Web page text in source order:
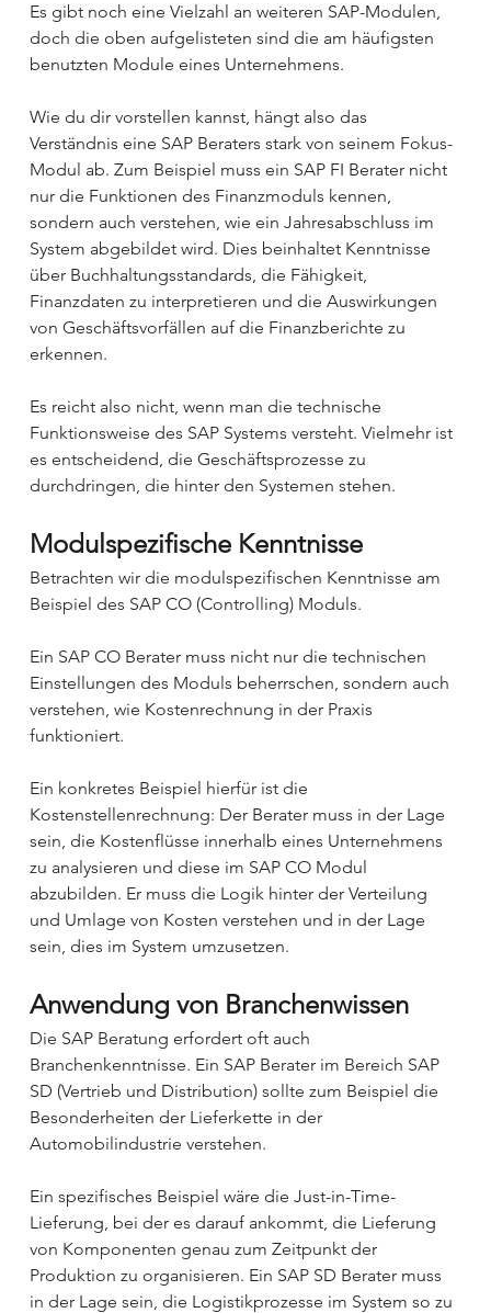
Es gibt noch eine Vielzahl an weiteren SAP-Modulen,
doch die oben aufgelisteten sind die am häufigsten
benutzten Module eines Unternehmens.
Wie du dir vorstellen kannst, hängt also das
Verständnis eine SAP Beraters stark von seinem Fokus-
Modul ab. Zum Beispiel muss ein SAP FI Berater nicht
nur die Funktionen des Finanzmoduls kennen,
sondern auch verstehen, wie ein Jahresabschluss im
System abgebildet wird. Dies beinhaltet Kenntnisse
über Buchhaltungsstandards, die Fähigkeit,
Finanzdaten zu interpretieren und die Auswirkungen
von Geschäftsvorfällen auf die Finanzberichte zu
erkennen.
Es reicht also nicht, wenn man die technische
Funktionsweise des SAP Systems versteht. Vielmehr ist
es entscheidend, die Geschäftsprozesse zu
durchdringen, die hinter den Systemen stehen.
Modulspezifische Kenntnisse
Betrachten wir die modulspezifischen Kenntnisse am
Beispiel des SAP CO (Controlling) Moduls.
Ein SAP CO Berater muss nicht nur die technischen
Einstellungen des Moduls beherrschen, sondern auch
verstehen, wie Kostenrechnung in der Praxis
funktioniert.
Ein konkretes Beispiel hierfür ist die
Kostenstellenrechnung: Der Berater muss in der Lage
sein, die Kostenflüsse innerhalb eines Unternehmens
zu analysieren und diese im SAP CO Modul
abzubilden. Er muss die Logik hinter der Verteilung
und Umlage von Kosten verstehen und in der Lage
sein, dies im System umzusetzen.
Anwendung von Branchenwissen
Die SAP Beratung erfordert oft auch
Branchenkenntnisse. Ein SAP Berater im Bereich SAP
SD (Vertrieb und Distribution) sollte zum Beispiel die
Besonderheiten der Lieferkette in der
Automobilindustrie verstehen.
Ein spezifisches Beispiel wäre die Just-in-Time-
Lieferung, bei der es darauf ankommt, die Lieferung
von Komponenten genau zum Zeitpunkt der
Produktion zu organisieren. Ein SAP SD Berater muss
in der Lage sein, die Logistikprozesse im System so zu